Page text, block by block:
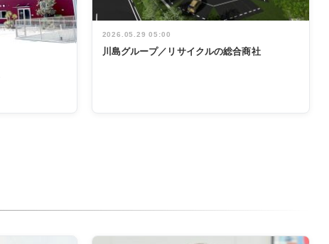
2026.05.29 05:00
川島グループ／リサイクルの総合商社